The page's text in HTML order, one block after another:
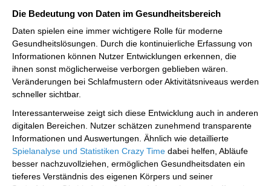
Die Bedeutung von Daten im Gesundheitsbereich
Daten spielen eine immer wichtigere Rolle für moderne
Gesundheitslösungen. Durch die kontinuierliche Erfassung von
Informationen können Nutzer Entwicklungen erkennen, die
ihnen sonst möglicherweise verborgen geblieben wären.
Veränderungen bei Schlafmustern oder Aktivitätsniveaus werden
schneller sichtbar.
Interessanterweise zeigt sich diese Entwicklung auch in anderen
digitalen Bereichen. Nutzer schätzen zunehmend transparente
Informationen und Auswertungen. Ähnlich wie detaillierte
Spielanalyse und Statistiken Crazy Time dabei helfen, Abläufe
besser nachzuvollziehen, ermöglichen Gesundheitsdaten ein
tieferes Verständnis des eigenen Körpers und seiner